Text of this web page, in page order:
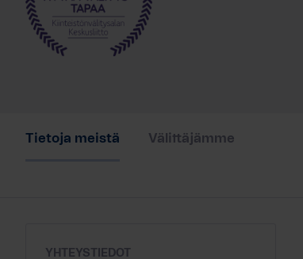
Tietoja meistä
Välittäjämme
YHTEYSTIEDOT